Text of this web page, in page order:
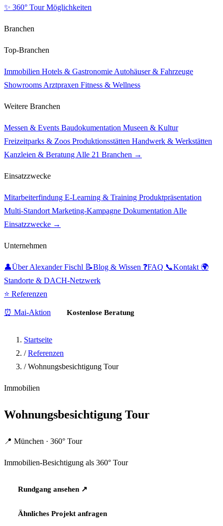
✨ 360° Tour Möglichkeiten
Branchen
Top-Branchen
Immobilien Hotels & Gastronomie Autohäuser & Fahrzeuge
Showrooms Arztpraxen Fitness & Wellness
Weitere Branchen
Messen & Events Baudokumentation Museen & Kultur
Freizeitparks & Zoos Produktionsstätten Handwerk & Werkstätten
Kanzleien & Beratung Alle 21 Branchen →
Einsatzzwecke
Mitarbeiterfindung E-Learning & Training Produktpräsentation
Multi-Standort Marketing-Kampagne Dokumentation Alle
Einsatzzwecke →
Unternehmen
👤Über Alexander Fischl 📝Blog & Wissen ❓FAQ 📞Kontakt 🌍
Standorte & DACH-Netzwerk
⭐ Referenzen
⏰ Mai-Aktion Kostenlose Beratung
Startseite
/ Referenzen
/ Wohnungsbesichtigung Tour
Immobilien
Wohnungsbesichtigung Tour
📍 München · 360° Tour
Immobilien-Besichtigung als 360° Tour
Rundgang ansehen ↗
Ähnliches Projekt anfragen